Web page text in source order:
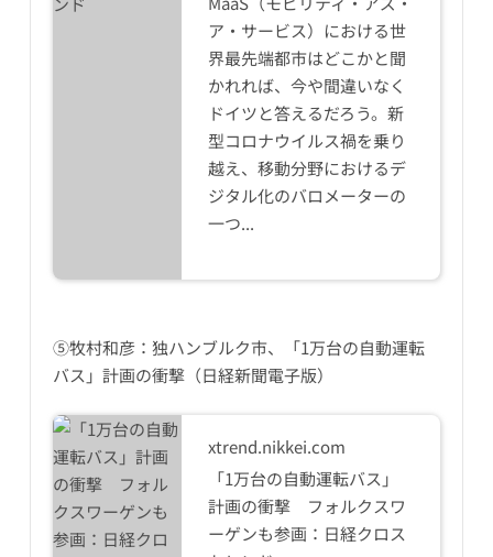
ア・サービス）における世
界最先端都市はどこかと聞
かれれば、今や間違いなく
ドイツと答えるだろう。新
型コロナウイルス禍を乗り
越え、移動分野におけるデ
ジタル化のバロメーターの
一つ...
⑤牧村和彦：独ハンブルク市、「1万台の自動運転
バス」計画の衝撃（日経新聞電子版）
xtrend.nikkei.com
「1万台の自動運転バス」
計画の衝撃 フォルクスワ
ーゲンも参画：日経クロス